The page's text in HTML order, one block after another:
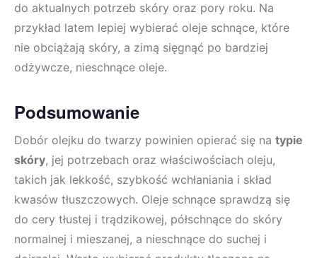
do aktualnych potrzeb skóry oraz pory roku. Na
przykład latem lepiej wybierać oleje schnące, które
nie obciążają skóry, a zimą sięgnąć po bardziej
odżywcze, nieschnące oleje.
Podsumowanie
Dobór olejku do twarzy powinien opierać się na typie
skóry, jej potrzebach oraz właściwościach oleju,
takich jak lekkość, szybkość wchłaniania i skład
kwasów tłuszczowych. Oleje schnące sprawdzą się
do cery tłustej i trądzikowej, półschnące do skóry
normalnej i mieszanej, a nieschnące do suchej i